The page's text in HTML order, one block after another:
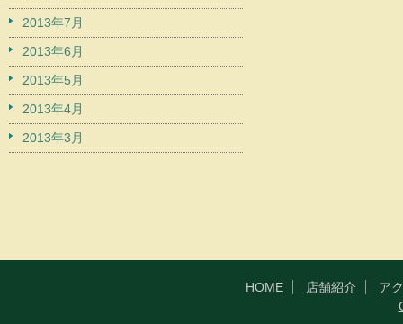
2013年7月
2013年6月
2013年5月
2013年4月
2013年3月
HOME 店舗紹介
ア